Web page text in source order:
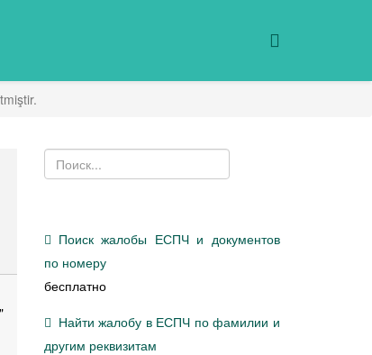
Поиск жалобы ЕСПЧ и документов
по номеру
бесплатно
Найти жалобу в ЕСПЧ по фамилии и
другим реквизитам